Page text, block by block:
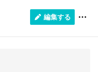
編集する